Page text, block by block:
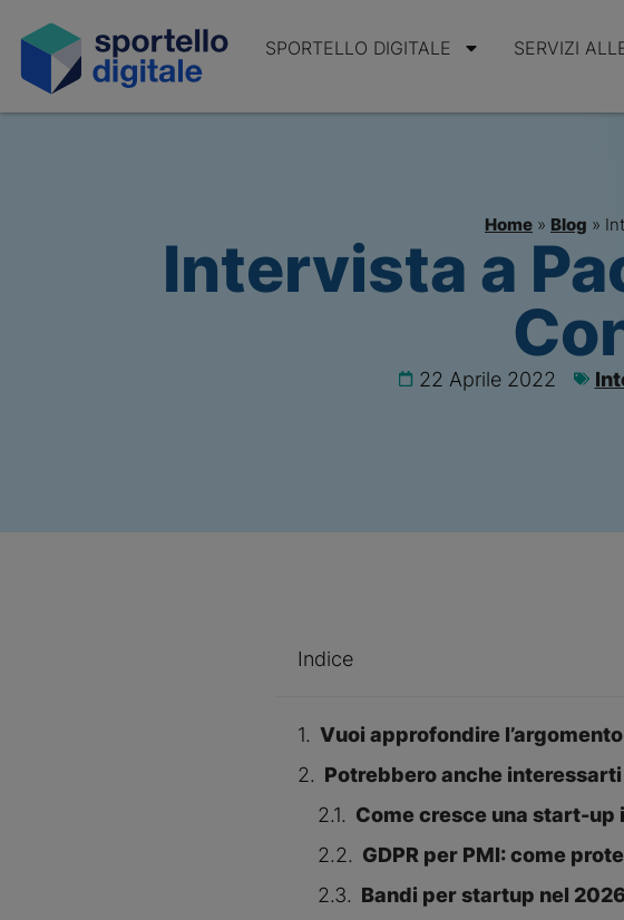
SPORTELLO DIGITALE SERVIZI
Home » Blog »
Intervista a
22 Aprile 2022
Indice
Vuoi approfondire
Potrebbero anche interessarti
Come cresce una start-up
GDPR per PMI: come
Bandi per startup nel